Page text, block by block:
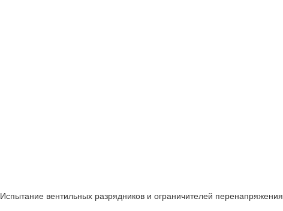
Испытание вентильных разрядников и ограничителей перенапряжения